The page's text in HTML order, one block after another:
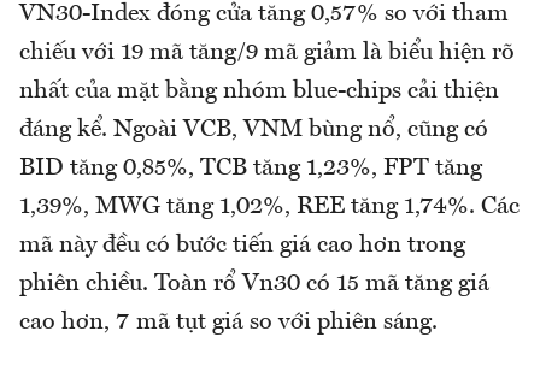
VN30-Index đóng cửa tăng 0,57% so với tham
chiếu với 19 mã tăng/9 mã giảm là biểu hiện rõ
nhất của mặt bằng nhóm blue-chips cải thiện
đáng kể. Ngoài VCB, VNM bùng nổ, cũng có
BID tăng 0,85%, TCB tăng 1,23%, FPT tăng
1,39%, MWG tăng 1,02%, REE tăng 1,74%. Các
mã này đều có bước tiến giá cao hơn trong
phiên chiều. Toàn rổ Vn30 có 15 mã tăng giá
cao hơn, 7 mã tụt giá so với phiên sáng.